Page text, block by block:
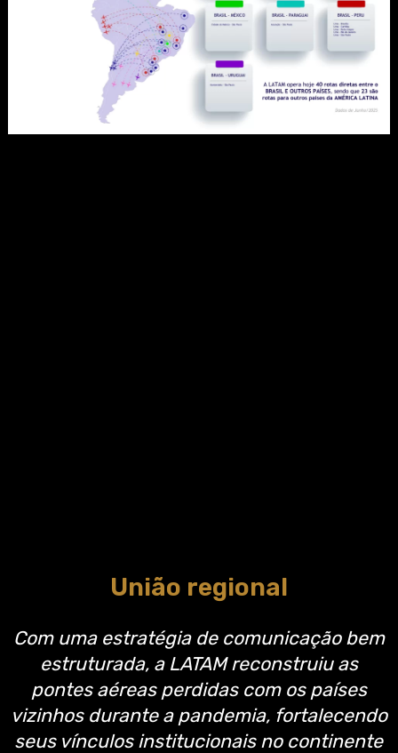
União regional
Com uma estratégia de comunicação bem
estruturada, a LATAM reconstruiu as
pontes aéreas perdidas com os países
vizinhos durante a pandemia, fortalecendo
seus vínculos institucionais no continente